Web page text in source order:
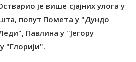
је више сјајних улога у
попут Помета у "Дундо
Павлина у "Јегору
"Глорији".